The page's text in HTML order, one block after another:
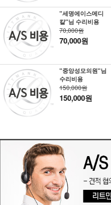
"세명에이스메디
칼"님 수리비용
70,000원
70,000원
"중앙성모의원"님
수리비용
150,000원
150,000원